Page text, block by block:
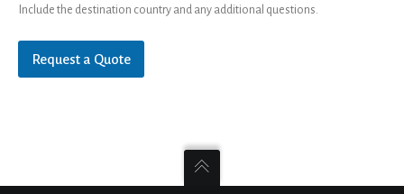
Include the destination country and any additional questions.
Request a Quote